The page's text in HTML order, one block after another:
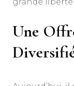
Une